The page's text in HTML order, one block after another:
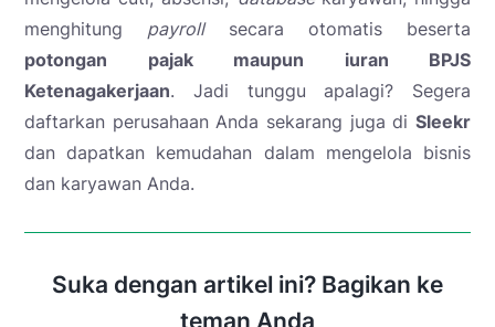
menghitung payroll secara otomatis beserta
potongan pajak maupun iuran BPJS
Ketenagakerjaan. Jadi tunggu apalagi? Segera
daftarkan perusahaan Anda sekarang juga di Sleekr
dan dapatkan kemudahan dalam mengelola bisnis
dan karyawan Anda.
Suka dengan artikel ini? Bagikan ke
teman Anda